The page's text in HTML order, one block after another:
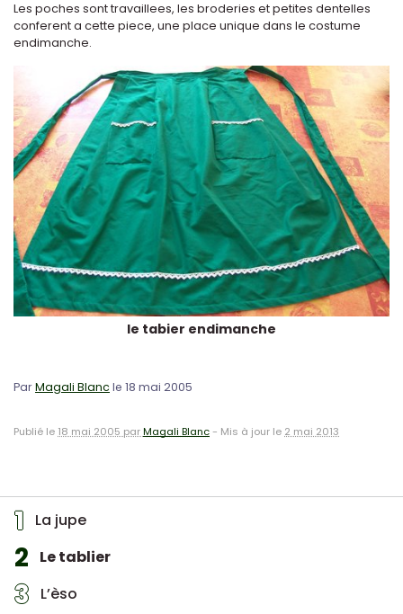
1 La jupe
2 Le tablier
3 L’èso
Les poches sont travaillees, les broderies et petites dentelles
conferent a cette piece, une place unique dans le costume
endimanche.
le tabier endimanche
ParMagali Blanc le 18 mai 2005
Publié le 18 mai 2005 parMagali Blanc- Mis à jour le 2 mai 2013